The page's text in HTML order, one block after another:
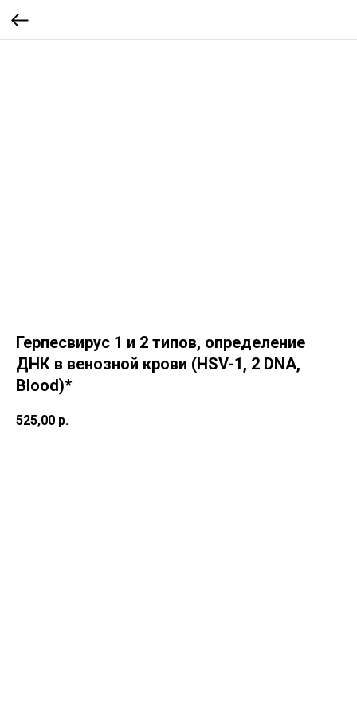
Герпесвирус 1 и 2 типов, определение
ДНК в венозной крови (HSV-1, 2 DNA,
Blood)*
525,00 р.